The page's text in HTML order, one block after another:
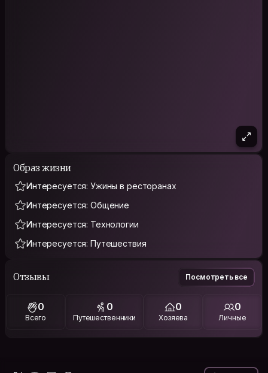
Образ жизни
Интересуется: Ужины в ресторанах
Интересуется: Общение
Интересуется: Технологии
Интересуется: Путешествия
Отзывы Посмотреть все
0
Всего
0
Путешественники
0
Хозяева
0
Личные